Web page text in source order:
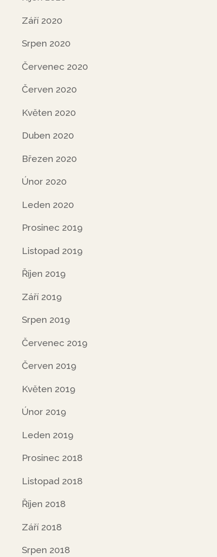
Září 2020
Srpen 2020
Červenec 2020
Červen 2020
Květen 2020
Duben 2020
Březen 2020
Únor 2020
Leden 2020
Prosinec 2019
Listopad 2019
Říjen 2019
Září 2019
Srpen 2019
Červenec 2019
Červen 2019
Květen 2019
Únor 2019
Leden 2019
Prosinec 2018
Listopad 2018
Říjen 2018
Září 2018
Srpen 2018